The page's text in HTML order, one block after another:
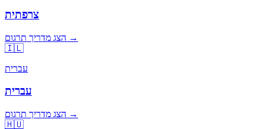
צרפתית
הצג מדריך תרגום →
🇮🇱
עברית
עברית
הצג מדריך תרגום →
🇭🇺